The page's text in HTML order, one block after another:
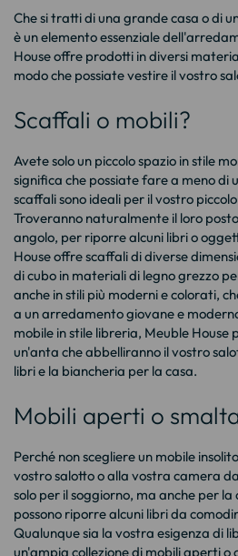
Che si tratti di una grande casa o di
è un elemento essenziale
House offre prodotti in diversi
modo che possiate vestire il vostro
Scaffali o mobili?
Avete solo un piccolo spazio in stile
significa che possiate fare a meno di
scaffali sono ideali per il vostro
Troveranno naturalmente il loro
angolo, per riporre alcuni libri o
House offre scaffali di diverse
di cubo in materiali di legno grezzo
anche in stili più moderni e colorati,
a un arredamento giovane e
mobile in stile libreria, Meuble House
un'anta che abbelliranno il vostro
libri e la biancheria per la casa.
Mobili aperti o
Perché non scegliere un mobile
vostro salotto o alla vostra camera
solo per il soggiorno, ma anche per
possono riporre alcuni libri da
Qualunque sia la vostra esigenza di
un'ampia collezione di mobili aperti o